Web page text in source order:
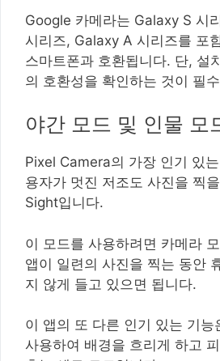
Google 카메라는 Galaxy S 시
시리즈, Galaxy A 시리즈를 포
스마트폰과 호환됩니다. 단, 설
의 호환성을 확인하는 것이 필
야간 모드 및 인물 모
Pixel Camera의 가장 인기 있
용자가 멋진 저조도 사진을 찍
Sight입니다.
이 모드를 사용하려면 카메라
앱이 일련의 사진을 찍는 동안
지 않게 들고 있으면 됩니다.
이 앱의 또 다른 인기 있는 기능
사용하여 배경을 흐리게 하고